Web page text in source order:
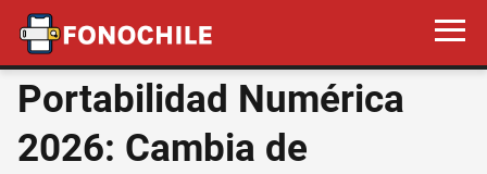
Portabilidad Numérica
2026: Cambia de